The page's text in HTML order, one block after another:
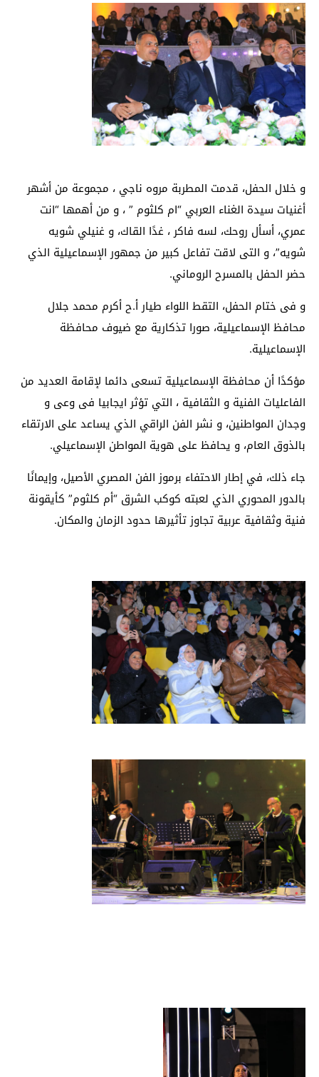
و خلال الحفل، قدمت المطربة مروه ناجي ، مجموعة من أشهر
أغنيات سيدة الغناء العربي “ام كلثوم ” ، و من أهمها “انت
عمري، أسأل روحك، لسه فاكر ، غدًا القاك، و غنيلي شويه
شويه”، و التى لاقت تفاعل كبير من جمهور الإسماعيلية الذي
حضر الحفل بالمسرح الروماني.
و فى ختام الحفل، التقط اللواء طيار أ.ح أكرم محمد جلال
محافظ الإسماعيلية، صورا تذكارية مع ضيوف محافظة
الإسماعيلية.
مؤكدًا أن محافظة الإسماعيلية تسعى دائما لإقامة العديد من
الفاعليات الفنية و الثقافية ، التي تؤثر ايجابيا فى وعى و
وجدان المواطنين، و نشر الفن الراقي الذي يساعد على الارتقاء
بالذوق العام، و يحافظ على هوية المواطن الإسماعيلي.
جاء ذلك، في إطار الاحتفاء برموز الفن المصري الأصيل، وإيمانًا
بالدور المحوري الذي لعبته كوكب الشرق “أم كلثوم” كأيقونة
فنية وثقافية عربية تجاوز تأثيرها حدود الزمان والمكان.